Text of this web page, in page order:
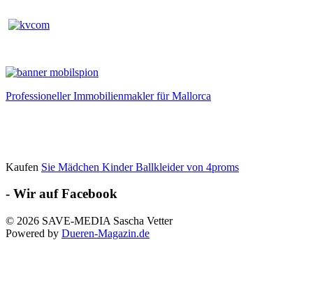
Professioneller Immobilienmakler für Mallorca
Kaufen Sie Mädchen Kinder Ballkleider von 4proms
- Wir auf Facebook
© 2026 SAVE-MEDIA Sascha Vetter
Powered by Dueren-Magazin.de